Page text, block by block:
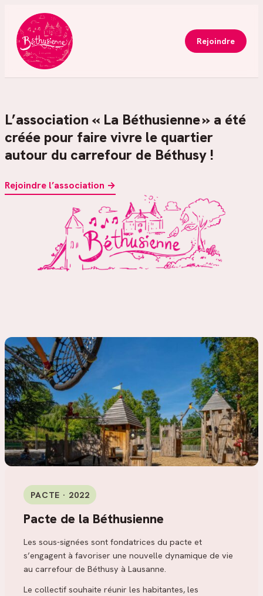
Rejoindre
L’association « La Béthusienne » a été
créée pour faire vivre le quartier
autour du carrefour de Béthusy !
Rejoindre l’association →
PACTE · 2022
Pacte de la Béthusienne
Les sous-signées sont fondatrices du pacte et
s’engagent à favoriser une nouvelle dynamique de vie
au carrefour de Béthusy à Lausanne.
Le collectif souhaite réunir les habitantes, les